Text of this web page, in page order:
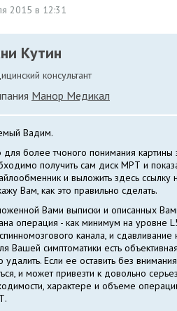
2015 в 12:31
Кутин
консультант
Манор Медикал
Вадим.
для более тчоного понимания картины
получить сам диск МРТ и
и выложить здесь ссылку
Вам, как это правильно сделать.
Вами выписки и описанных
операция - как минимум на уровне
канала, и
Вашей симптоматики есть
Если ее оставить без
и может привезти к довольно
характере и объеме